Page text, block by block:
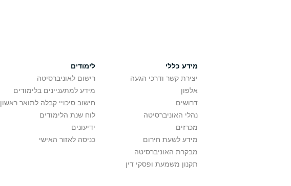
מידע כללי
יצירת קשר ודרכי הגעה
אלפון
דרושים
נהלי האוניברסיטה
מכרזים
מידע לשעת חירום
מבקרת האוניברסיטה
תקנון משמעת ופסקי דין
לימודים
רישום לאוניברסיטה
מידע למתעניינים בלימודים
חישוב סיכויי קבלה לתואר ראשון
לוח שנת הלימודים
ידיעונים
כניסה לאזור האישי